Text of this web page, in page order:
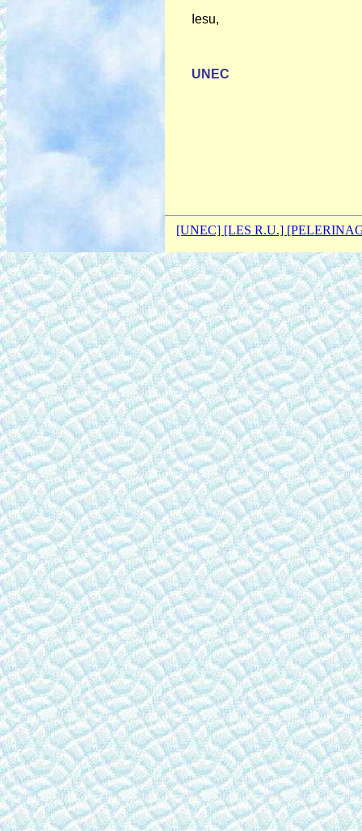
Iesu,
UNEC
[UNEC] [LES R.U.]